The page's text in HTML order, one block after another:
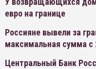
евро на границе
Россияне вывели за
максимальная сумма с
Центральный Банк